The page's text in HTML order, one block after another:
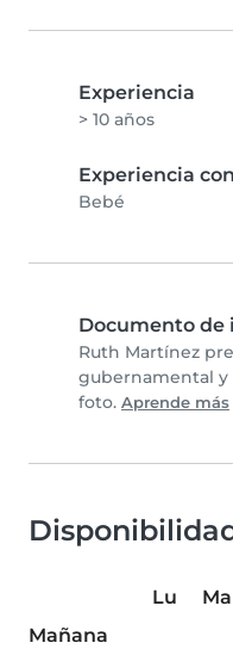
Experiencia
> 10 años
Experiencia
Bebé
Documento
Ruth Martínez
gubernamental y
foto. Aprende más
Lu Ma
Mañana